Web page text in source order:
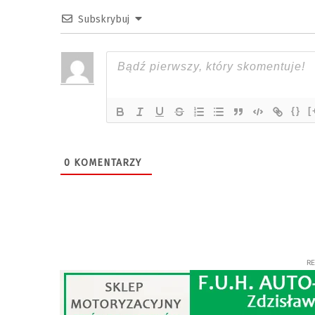
Subskrybuj
{}
0 KOMENTARZY